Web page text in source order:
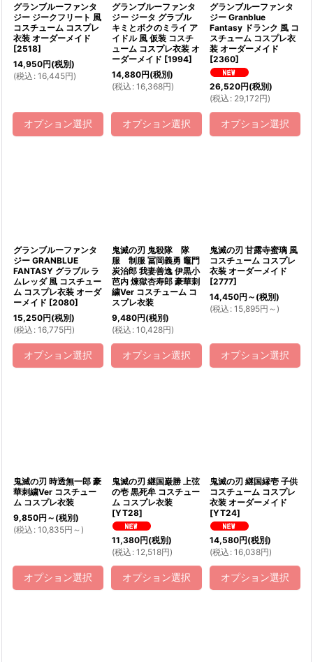
グランブルーファンタ
ジー ジークフリート 風
コスチューム コスプレ
衣装 オーダーメイド
[2518]
14,950円(税別)
(税込 : 16,445円)
オプション選択
グランブルーファンタ
ジー ジータ グラブル
キミとボクのミライ ア
イドル 風 仮装 コスチ
ューム コスプレ衣装 オ
ーダーメイド [1994]
14,880円(税別)
(税込 : 16,368円)
オプション選択
グランブルーファンタ
ジー Granblue
Fantasy ドランク 風 コ
スチューム コスプレ衣
装 オーダーメイド
[2360]
26,520円(税別)
(税込 : 29,172円)
オプション選択
グランブルーファンタ
ジー GRANBLUE
FANTASY グラブル ラ
ムレッダ 風 コスチュー
ム コスプレ衣装 オーダ
ーメイド [2080]
15,250円(税別)
(税込 : 16,775円)
オプション選択
鬼滅の刃 鬼殺隊 隊
服 制服 冨岡義勇 竈門
炭治郎 我妻善逸 伊黒小
芭内 煉獄杏寿郎 豪華刺
繍Ver コスチューム コ
スプレ衣装
9,480円(税別)
(税込 : 10,428円)
オプション選択
鬼滅の刃 甘露寺蜜璃 風
コスチューム コスプレ
衣装 オーダーメイド
[2777]
14,450円 ～ (税別)
(税込 : 15,895円 ～)
オプション選択
鬼滅の刃 時透無一郎 豪
華刺繍Ver コスチュー
ム コスプレ衣装
9,850円 ～ (税別)
(税込 : 10,835円 ～)
オプション選択
鬼滅の刃 継国巌勝 上弦
の壱 黒死牟 コスチュー
ム コスプレ衣装
[YT28]
11,380円(税別)
(税込 : 12,518円)
オプション選択
鬼滅の刃 継国縁壱 子供
コスチューム コスプレ
衣装 オーダーメイド
[YT24]
14,580円(税別)
(税込 : 16,038円)
オプション選択